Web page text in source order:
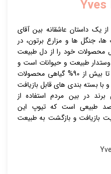
یک داستان عاشقانه بین آقای
جنگل ها و مزارع برتون، در
میداند که بیش از 60 سال محصولات خود را از دل طبیعت
دوستدار طبیعت و حیوانات است و
علاوه بر داشتن فرمولاسیون های تا بیش از 90% گیاهی محصولات
با بسته بندی های قابل بازیافت
در بین مردم استفاده از
طبیعی است که تیوپ این
بازیافت و بازگشت به طبیعت